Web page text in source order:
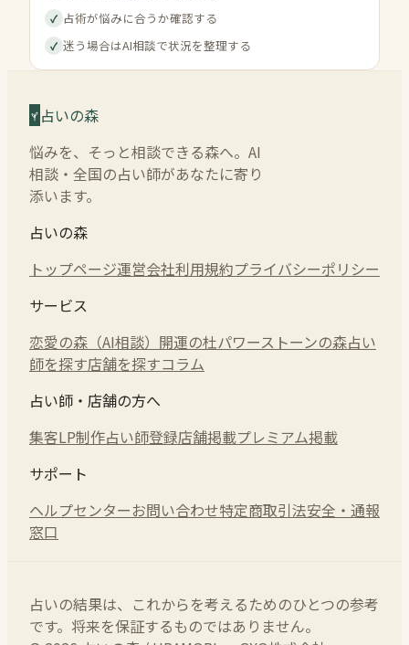
✓ 占術が悩みに合うか確認する
✓ 迷う場合はAI相談で状況を整理する
占いの森
悩みを、そっと相談できる森へ。AI
相談・全国の占い師があなたに寄り
添います。
占いの森
トップページ運営会社利用規約プライバシーポリシー
サービス
恋愛の森（AI相談） 開運の杜パワーストーンの森占い
師を探す店舗を探すコラム
占い師・店舗の方へ
集客LP制作占い師登録店舗掲載プレミアム掲載
サポート
ヘルプセンターお問い合わせ特定商取引法安全・通報
窓口
占いの結果は、これからを考えるためのひとつの参考
です。将来を保証するものではありません。